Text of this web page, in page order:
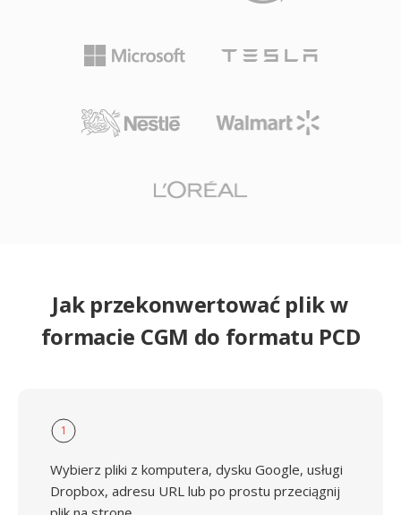
Jak przekonwertować plik w
formacie CGM do formatu PCD
1
Wybierz pliki z komputera, dysku Google, usługi
Dropbox, adresu URL lub po prostu przeciągnij